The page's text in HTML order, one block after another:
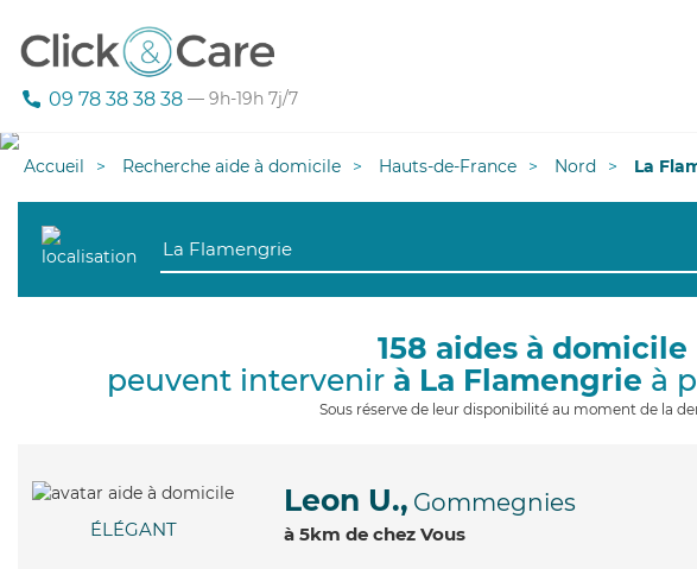
09 78 38 38 38 — 9h-19h 7j/7
Accueil Recherche aide à domicile Hauts-de-France Nord La
158 aides à domicile
peuvent intervenir à La Flamengrie à
Sous réserve de leur disponibilité au moment de la
ÉLÉGANT
Leon U., Gommegnies
à 5km de chez Vous